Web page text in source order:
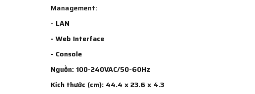
Management:
- LAN
- Web Interface
- Console
Nguồn: 100-240VAC/50-60Hz
Kích thước (cm): 44.4 x 23.6 x 4.3